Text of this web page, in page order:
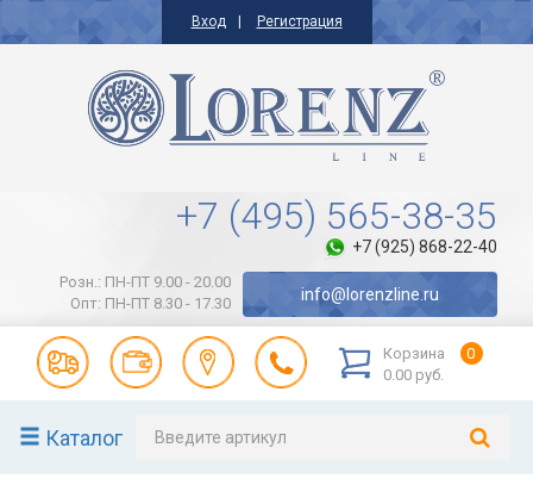
Вход Регистрация
+7 (495) 565-38-35
+7 (925) 868-22-40
Розн.: ПН-ПТ 9.00 - 20.00
Опт: ПН-ПТ 8.30 - 17.30
info@lorenzline.ru
Корзина
0
0.00 руб.
Каталог